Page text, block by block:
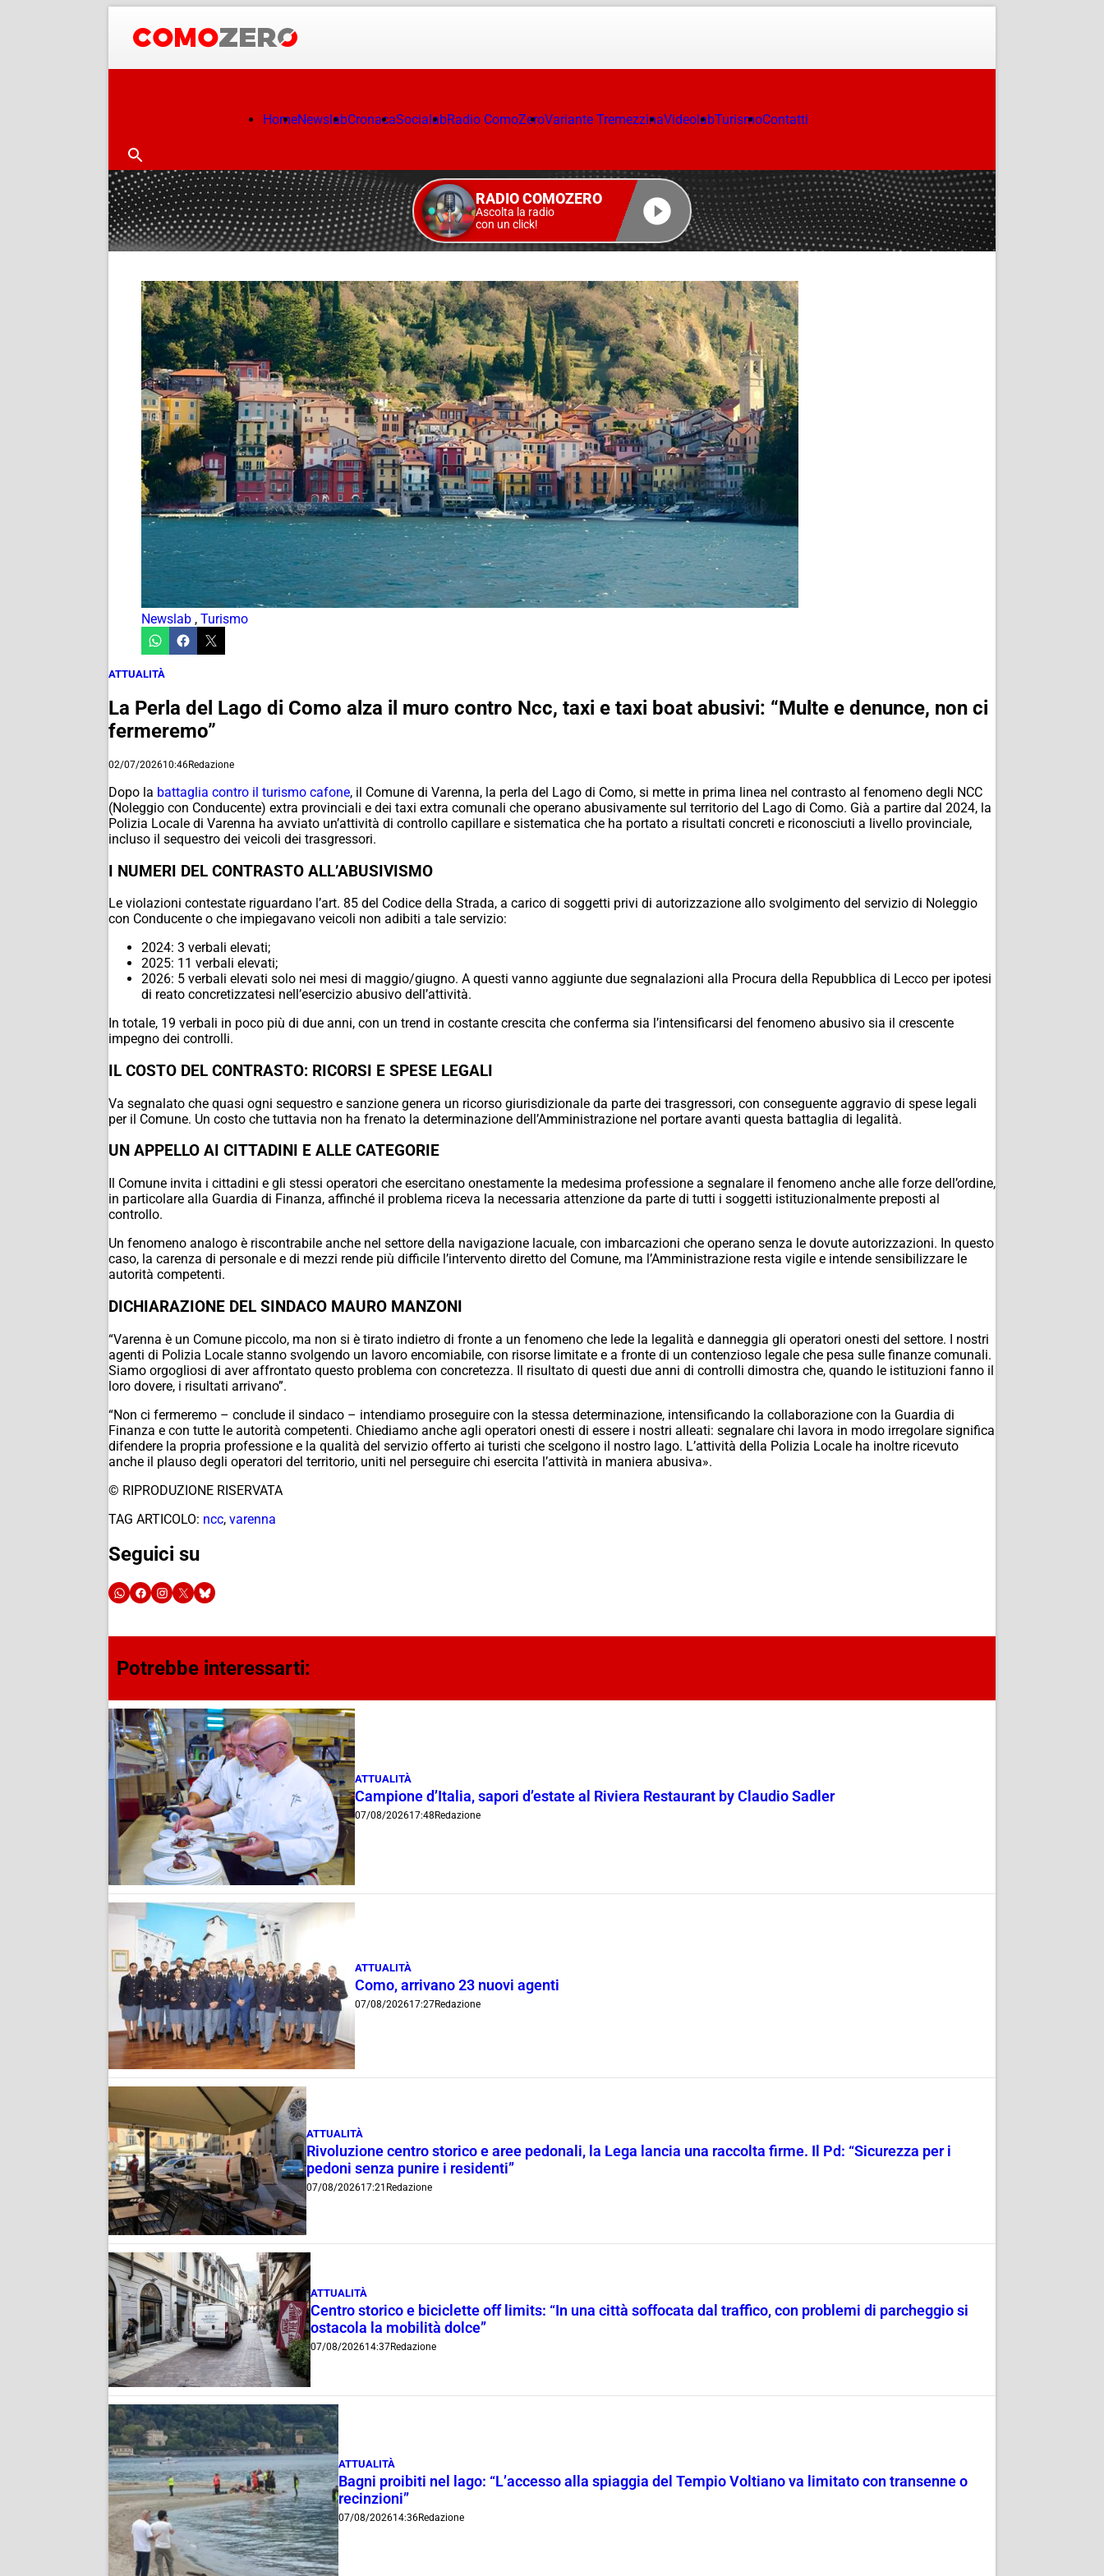
HomeNewslabCronacaSocialabRadio ComoZeroVariante TremezzinaVideolabTurismoContatti
RADIO COMOZERO
Ascolta la radio
con un click!
Newslab , Turismo
ATTUALITÀ
La Perla del Lago di Como alza il muro contro Ncc, taxi e taxi boat abusivi: “Multe e denunce, non ci
fermeremo”
02/07/202610:46Redazione
Dopo la battaglia contro il turismo cafone, il Comune di Varenna, la perla del Lago di Como, si mette in prima linea nel contrasto al fenomeno degli NCC
(Noleggio con Conducente) extra provinciali e dei taxi extra comunali che operano abusivamente sul territorio del Lago di Como. Già a partire dal 2024, la
Polizia Locale di Varenna ha avviato un’attività di controllo capillare e sistematica che ha portato a risultati concreti e riconosciuti a livello provinciale,
incluso il sequestro dei veicoli dei trasgressori.
I NUMERI DEL CONTRASTO ALL’ABUSIVISMO
Le violazioni contestate riguardano l’art. 85 del Codice della Strada, a carico di soggetti privi di autorizzazione allo svolgimento del servizio di Noleggio
con Conducente o che impiegavano veicoli non adibiti a tale servizio:
2024: 3 verbali elevati;
2025: 11 verbali elevati;
2026: 5 verbali elevati solo nei mesi di maggio/giugno. A questi vanno aggiunte due segnalazioni alla Procura della Repubblica di Lecco per ipotesi
di reato concretizzatesi nell’esercizio abusivo dell’attività.
In totale, 19 verbali in poco più di due anni, con un trend in costante crescita che conferma sia l’intensificarsi del fenomeno abusivo sia il crescente
impegno dei controlli.
IL COSTO DEL CONTRASTO: RICORSI E SPESE LEGALI
Va segnalato che quasi ogni sequestro e sanzione genera un ricorso giurisdizionale da parte dei trasgressori, con conseguente aggravio di spese legali
per il Comune. Un costo che tuttavia non ha frenato la determinazione dell’Amministrazione nel portare avanti questa battaglia di legalità.
UN APPELLO AI CITTADINI E ALLE CATEGORIE
Il Comune invita i cittadini e gli stessi operatori che esercitano onestamente la medesima professione a segnalare il fenomeno anche alle forze dell’ordine,
in particolare alla Guardia di Finanza, affinché il problema riceva la necessaria attenzione da parte di tutti i soggetti istituzionalmente preposti al
controllo.
Un fenomeno analogo è riscontrabile anche nel settore della navigazione lacuale, con imbarcazioni che operano senza le dovute autorizzazioni. In questo
caso, la carenza di personale e di mezzi rende più difficile l’intervento diretto del Comune, ma l’Amministrazione resta vigile e intende sensibilizzare le
autorità competenti.
DICHIARAZIONE DEL SINDACO MAURO MANZONI
“Varenna è un Comune piccolo, ma non si è tirato indietro di fronte a un fenomeno che lede la legalità e danneggia gli operatori onesti del settore. I nostri
agenti di Polizia Locale stanno svolgendo un lavoro encomiabile, con risorse limitate e a fronte di un contenzioso legale che pesa sulle finanze comunali.
Siamo orgogliosi di aver affrontato questo problema con concretezza. Il risultato di questi due anni di controlli dimostra che, quando le istituzioni fanno il
loro dovere, i risultati arrivano”.
“Non ci fermeremo – conclude il sindaco – intendiamo proseguire con la stessa determinazione, intensificando la collaborazione con la Guardia di
Finanza e con tutte le autorità competenti. Chiediamo anche agli operatori onesti di essere i nostri alleati: segnalare chi lavora in modo irregolare significa
difendere la propria professione e la qualità del servizio offerto ai turisti che scelgono il nostro lago. L’attività della Polizia Locale ha inoltre ricevuto
anche il plauso degli operatori del territorio, uniti nel perseguire chi esercita l’attività in maniera abusiva».
© RIPRODUZIONE RISERVATA
TAG ARTICOLO: ncc, varenna
Seguici su
Potrebbe interessarti:
ATTUALITÀ
Campione d’Italia, sapori d’estate al Riviera Restaurant by Claudio Sadler
07/08/202617:48Redazione
ATTUALITÀ
Como, arrivano 23 nuovi agenti
07/08/202617:27Redazione
ATTUALITÀ
Rivoluzione centro storico e aree pedonali, la Lega lancia una raccolta firme. Il Pd: “Sicurezza per i
pedoni senza punire i residenti”
07/08/202617:21 Redazione
ATTUALITÀ
Centro storico e biciclette off limits: “In una città soffocata dal traffico, con problemi di parcheggio si
ostacola la mobilità dolce”
07/08/202614:37Redazione
ATTUALITÀ
Bagni proibiti nel lago: “L’accesso alla spiaggia del Tempio Voltiano va limitato con transenne o
recinzioni”
07/08/202614:36Redazione